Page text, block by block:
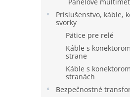
Príslušenstvo, káble,
svorky
Pätice pre relé
Káble s
strane
Káble s
stranách
Bezpečnostné